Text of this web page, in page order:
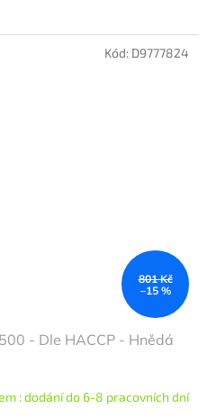
801 Kč
–15 %
- Dle HACCP - Hnědá
: dodání do 6-8 pracovních dní
Kód: D9777824